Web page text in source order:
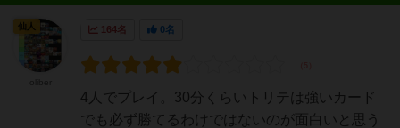
164名 0名
4人でプレイ。30分くらいトリテは強いカード
でも必ず勝てるわけではないのが面白いと思う
仙人